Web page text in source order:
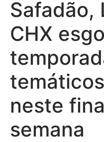
Safadão,
CHX
neste
semana